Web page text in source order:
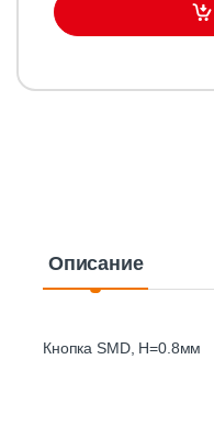
Описание
Кнопка SMD, H=0.8мм